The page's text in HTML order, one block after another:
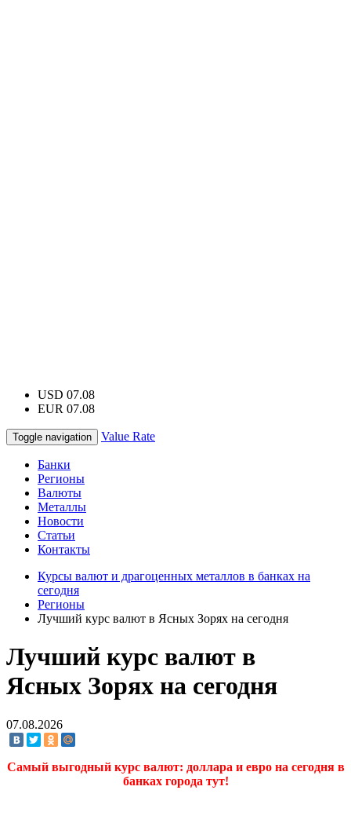
USD 07.08
EUR 07.08
Toggle navigation Value Rate
Банки
Регионы
Валюты
Металлы
Новости
Статьи
Контакты
Курсы валют и драгоценных металлов в банках на
сегодня
Регионы
Лучший курс валют в Ясных Зорях на сегодня
Лучший курс валют в
Ясных Зорях на сегодня
07.08.2026
Самый выгодный курс валют: доллара и евро на сегодня в
банках города тут!